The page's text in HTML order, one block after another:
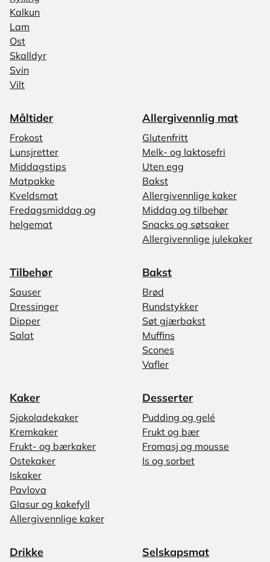
Kalkun
Lam
Ost
Skalldyr
Svin
Vilt
Måltider
Frokost
Lunsjretter
Middagstips
Matpakke
Kveldsmat
Fredagsmiddag og
helgemat
Allergivennlig mat
Glutenfritt
Melk- og laktosefri
Uten egg
Bakst
Allergivennlige kaker
Middag og tilbehør
Snacks og søtsaker
Allergivennlige julekaker
Tilbehør
Sauser
Dressinger
Dipper
Salat
Bakst
Brød
Rundstykker
Søt gjærbakst
Muffins
Scones
Vafler
Kaker
Sjokoladekaker
Kremkaker
Frukt- og bærkaker
Ostekaker
Iskaker
Pavlova
Glasur og kakefyll
Allergivennlige kaker
Desserter
Pudding og gelé
Frukt og bær
Fromasj og mousse
Is og sorbet
Drikke Selskapsmat